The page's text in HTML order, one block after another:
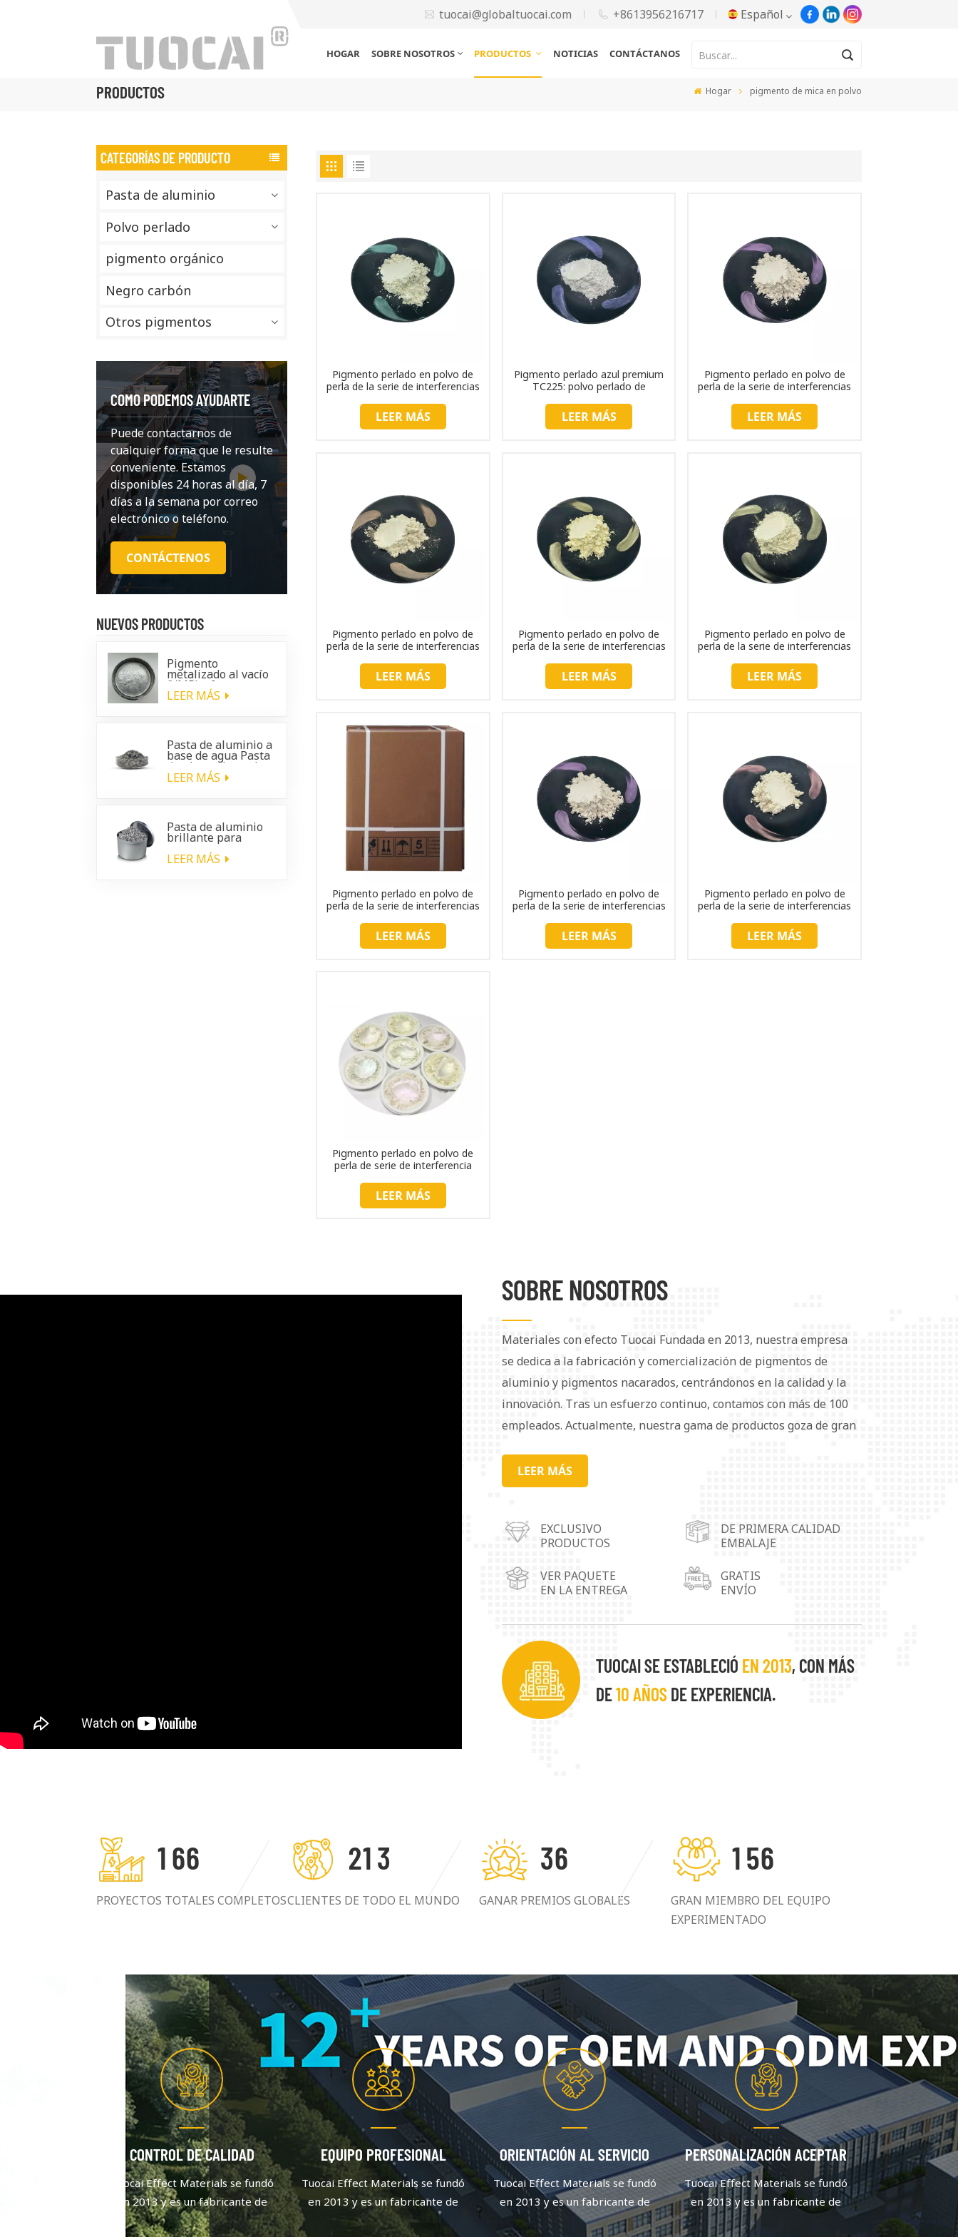
tuocai@globaltuocai.com +8613956216717 Español
Türkçe
Tiếng Việt
بالعربية
HOGAR SOBRE NOSOTROS PRODUCTOS NOTICIAS CONTÁCTANOS
PRODUCTOS Hogar pigmento de mica en polvo
CATEGORÍAS DE PRODUCTO
Pasta de aluminio
Polvo perlado
pigmento orgánico
Negro carbón
Otros pigmentos
COMO PODEMOS AYUDARTE
Puede contactarnos de
cualquier forma que le resulte
conveniente. Estamos
disponibles 24 horas al día, 7
días a la semana por correo
electrónico o teléfono.
CONTÁCTENOS
NUEVOS PRODUCTOS
Pigmento
metalizado al vacío
(VMP): efecto
cromado brillante
LEER MÁS
Pasta de aluminio a
base de agua Pasta
de plata a base de
agua
LEER MÁS
Pasta de aluminio
brillante para
recubrimientos de
plástico para
LEER MÁS
Pigmento perlado en polvo de
perla de la serie de interferencias
LEER MÁS
Pigmento perlado azul premium
TC225: polvo perlado de
bricolaje e industria.
LEER MÁS
Pigmento perlado en polvo de
perla de la serie de interferencias
LEER MÁS
Pigmento perlado en polvo de
perla de la serie de interferencias
LEER MÁS
Pigmento perlado en polvo de
perla de la serie de interferencias
LEER MÁS
Pigmento perlado en polvo de
perla de la serie de interferencias
LEER MÁS
Pigmento perlado en polvo de
perla de la serie de interferencias
LEER MÁS
Pigmento perlado en polvo de
perla de la serie de interferencias
LEER MÁS
Pigmento perlado en polvo de
perla de la serie de interferencias
LEER MÁS
Pigmento perlado en polvo de
perla de serie de interferencia
LEER MÁS
SOBRE NOSOTROS
Materiales con efecto Tuocai Fundada en 2013, nuestra empresa
se dedica a la fabricación y comercialización de pigmentos de
aluminio y pigmentos nacarados, centrándonos en la calidad y la
innovación. Tras un esfuerzo continuo, contamos con más de 100
empleados. Actualmente, nuestra gama de productos goza de gran
atender mejor a nuestros clientes, hemos establecido cuatro
centros de operaciones de almacenamiento en Wuhu, Shunde
Chongqing. Nuestros pigmentos de aluminio se utilizan
ampliamente en recubrimientos, tintas, plásticos, caucho, tejidos,
cuero, cosméticos, materiales de embalaje y materiales
decorativos, entre otros. Ofrecemos soluciones para necesidades y
prioridad. Buscamos siempre el desarrollo mutuamente
beneficioso con nuestros clientes.
LEER MÁS
EXCLUSIVO
PRODUCTOS
DE PRIMERA CALIDAD
EMBALAJE
VER PAQUETE
EN LA ENTREGA
GRATIS
ENVÍO
TUOCAI SE ESTABLECIÓ EN 2013, CON MÁS
DE10 AÑOSDE EXPERIENCIA.
166
PROYECTOS TOTALES COMPLETOS
213
CLIENTES DE TODO EL MUNDO
36
GANAR PREMIOS GLOBALES
156
GRAN MIEMBRO DEL EQUIPO
EXPERIMENTADO
CONTROL DE CALIDAD
Tuocai Effect Materials se fundó
en 2013 y es un fabricante de
pigmentos de aluminio que se
EQUIPO PROFESIONAL
Tuocai Effect Materials se fundó
en 2013 y es un fabricante de
pigmentos de aluminio que se
ORIENTACIÓN AL SERVICIO
Tuocai Effect Materials se fundó
en 2013 y es un fabricante de
pigmentos de aluminio que se
PERSONALIZACIÓN ACEPTAR
Tuocai Effect Materials se fundó
en 2013 y es un fabricante de
pigmentos de aluminio que se